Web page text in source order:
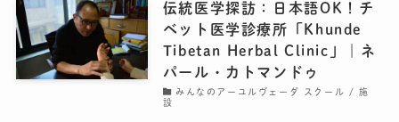
伝統医学探訪：日本語OK！チ
ベット医学診療所「Khunde
Tibetan Herbal Clinic」｜ネ
パール・カトマンドゥ
みんなのアーユルヴェーダ スクール / 施
設